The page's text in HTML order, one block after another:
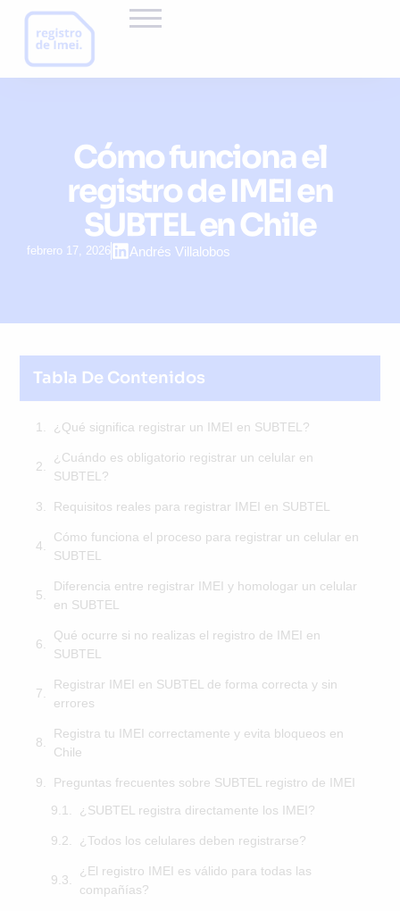
Cómo funciona el
registro de IMEI en
SUBTEL en Chile
febrero 17, 2026 Andrés Villalobos
Tabla De Contenidos
¿Qué significa registrar un IMEI en SUBTEL?
¿Cuándo es obligatorio registrar un celular en
SUBTEL?
Requisitos reales para registrar IMEI en SUBTEL
Cómo funciona el proceso para registrar un celular en
SUBTEL
Diferencia entre registrar IMEI y homologar un celular
en SUBTEL
Qué ocurre si no realizas el registro de IMEI en
SUBTEL
Registrar IMEI en SUBTEL de forma correcta y sin
errores
Registra tu IMEI correctamente y evita bloqueos en
Chile
Preguntas frecuentes sobre SUBTEL registro de IMEI
¿SUBTEL registra directamente los IMEI?
¿Todos los celulares deben registrarse?
¿El registro IMEI es válido para todas las
compañías?